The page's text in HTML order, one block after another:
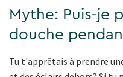
Mythe: Puis-je
douche
Tu t'apprêtais à prendre